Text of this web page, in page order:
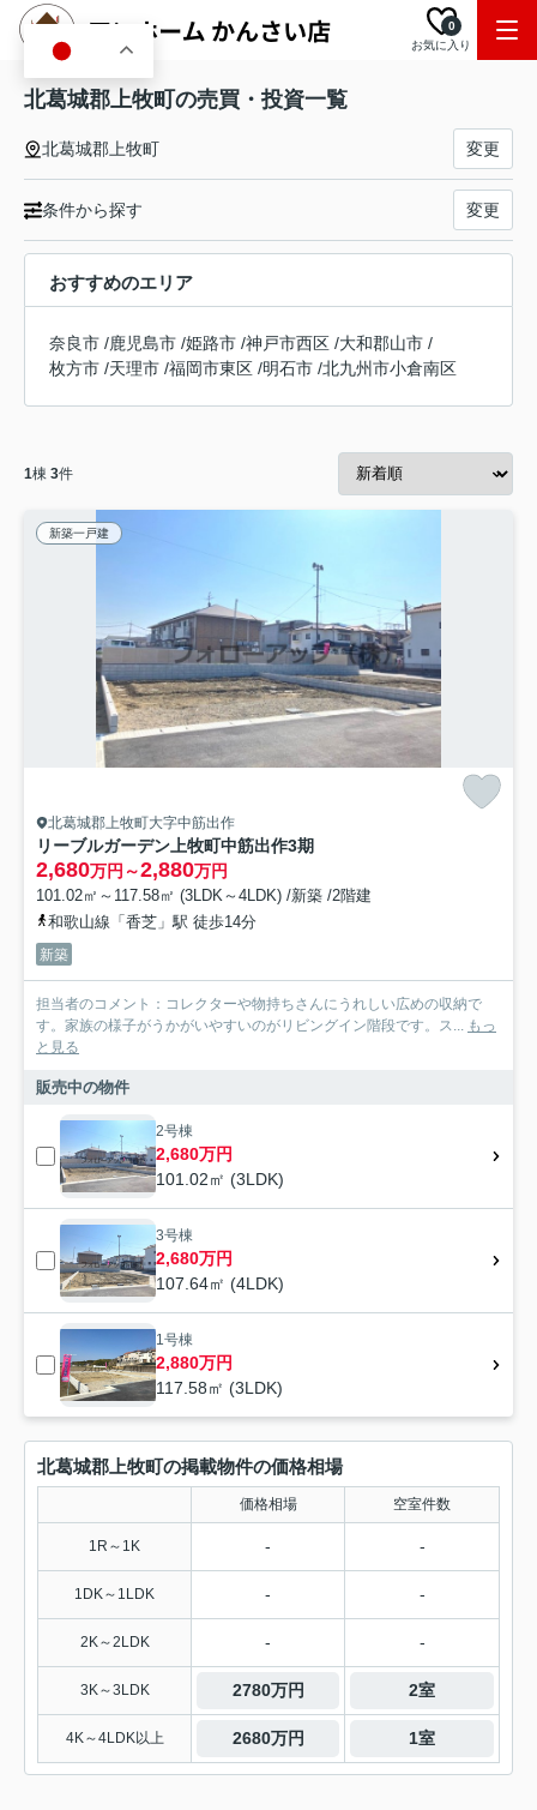
お気に入り
0
北葛城郡上牧町の売買・投資一覧
北葛城郡上牧町 変更
条件から探す 変更
おすすめのエリア
奈良市 /鹿児島市 /姫路市 /神戸市西区 /大和郡山市 /
枚方市 /天理市 /福岡市東区 /明石市 /北九州市小倉南区
1棟 3件
新築一戸建
北葛城郡上牧町大字中筋出作
リーブルガーデン上牧町中筋出作3期
2,680万円～2,880万円
101.02㎡～117.58㎡ (3LDK～4LDK) /新築 /2階建
和歌山線「香芝」駅 徒歩14分
新築
担当者のコメント：コレクターや物持ちさんにうれしい広めの収納で
す。家族の様子がうかがいやすいのがリビングイン階段です。ス... もっ
と見る
販売中の物件
2号棟
2,680万円
101.02㎡ (3LDK)
3号棟
2,680万円
107.64㎡ (4LDK)
1号棟
2,880万円
117.58㎡ (3LDK)
北葛城郡上牧町の掲載物件の価格相場
価格相場 空室件数
1R～1K - -
1DK～1LDK - -
2K～2LDK - -
3K～3LDK 2780万円 2室
4K～4LDK以上 2680万円 1室